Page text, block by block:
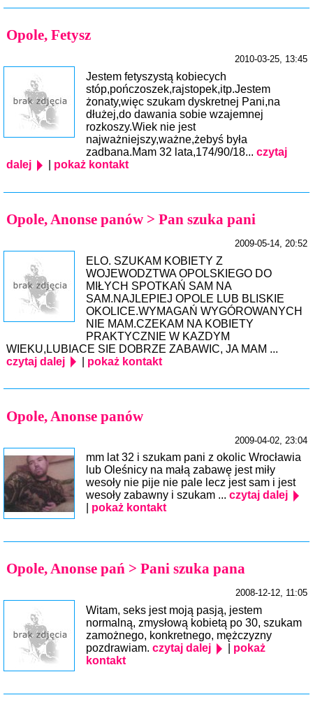
Opole, Fetysz
2010-03-25, 13:45
Jestem fetyszystą kobiecych
stóp,pończoszek,rajstopek,itp.Jestem
żonaty,więc szukam dyskretnej Pani,na
dłużej,do dawania sobie wzajemnej
rozkoszy.Wiek nie jest
najważniejszy,ważne,żebyś była
zadbana.Mam 32 lata,174/90/18... czytaj
dalej
pokaż kontakt
Opole, Anonse panów > Pan szuka pani
2009-05-14, 20:52
ELO. SZUKAM KOBIETY Z
WOJEWODZTWA OPOLSKIEGO DO
MIŁYCH SPOTKAŃ SAM NA
SAM.NAJLEPIEJ OPOLE LUB BLISKIE
OKOLICE.WYMAGAŃ WYGÓROWANYCH
NIE MAM.CZEKAM NA KOBIETY
PRAKTYCZNIE W KAZDYM
WIEKU,LUBIACE SIE DOBRZE ZABAWIC, JA MAM ...
czytaj dalej
pokaż kontakt
Opole, Anonse panów
2009-04-02, 23:04
mm lat 32 i szukam pani z okolic Wrocławia
lub Oleśnicy na małą zabawę jest miły
wesoły nie pije nie pale lecz jest sam i jest
wesoły zabawny i szukam ... czytaj dalej
pokaż kontakt
Opole, Anonse pań > Pani szuka pana
2008-12-12, 11:05
Witam, seks jest moją pasją, jestem
normalną, zmysłową kobietą po 30, szukam
zamożnego, konkretnego, mężczyzny
pozdrawiam. czytaj dalej
pokaż
kontakt